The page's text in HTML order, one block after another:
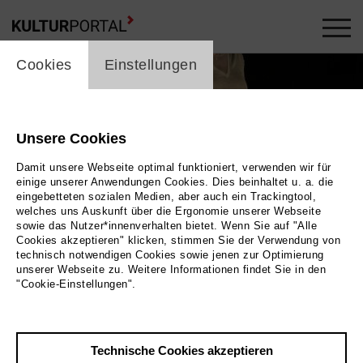
Übersicht
cookie_layer
Cookies Einstellungen
Unsere Cookies
Damit unsere Webseite optimal funktioniert, verwenden wir für
einige unserer Anwendungen Cookies. Dies beinhaltet u. a. die
eingebetteten sozialen Medien, aber auch ein Trackingtool,
welches uns Auskunft über die Ergonomie unserer Webseite
sowie das Nutzer*innenverhalten bietet. Wenn Sie auf "Alle
Cookies akzeptieren" klicken, stimmen Sie der Verwendung von
technisch notwendigen Cookies sowie jenen zur Optimierung
unserer Webseite zu. Weitere Informationen findet Sie in den
"Cookie-Einstellungen".
Technische Cookies akzeptieren